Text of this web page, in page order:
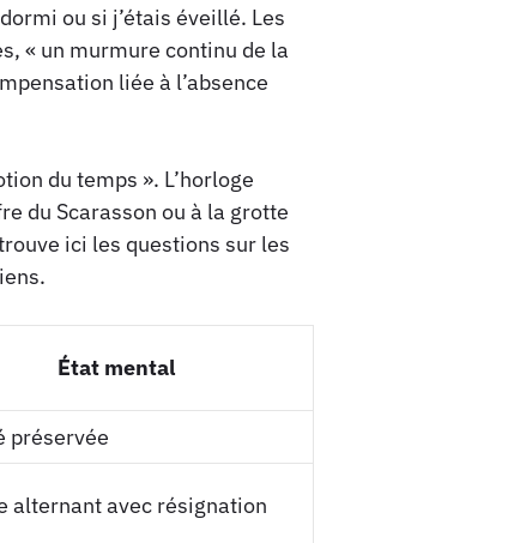
ou si j’étais éveillé. Les
« un murmure continu de la
liée à l’absence
du temps ». L’horloge
du Scarasson ou à la grotte
ici les questions sur les
État mental
préservée
alternant avec résignation